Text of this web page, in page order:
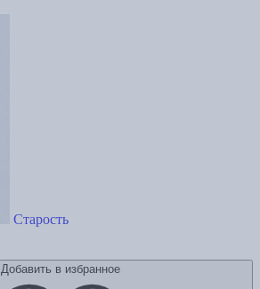
Старость
Добавить в избранное